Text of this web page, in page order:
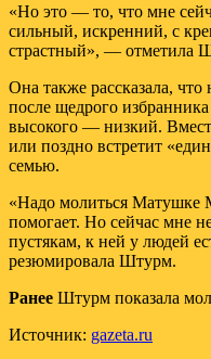
«Но это — то, что мне
сильный, искренний, с
страстный», — отметила
Она также рассказала,
после щедрого
высокого — низкий.
или поздно встретит
семью.
«Надо молиться Матушке
помогает. Но сейчас мне
пустякам, к ней у людей
резюмировала Штурм.
Ранее Штурм показала
Источник: gazeta.ru